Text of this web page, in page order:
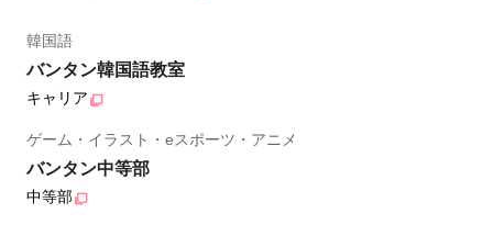
韓国語
バンタン韓国語教室
キャリア
ゲーム・イラスト・eスポーツ・アニメ
バンタン中等部
中等部